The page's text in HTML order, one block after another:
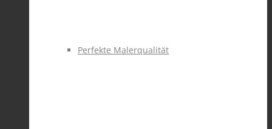
Perfekte Malerqualität